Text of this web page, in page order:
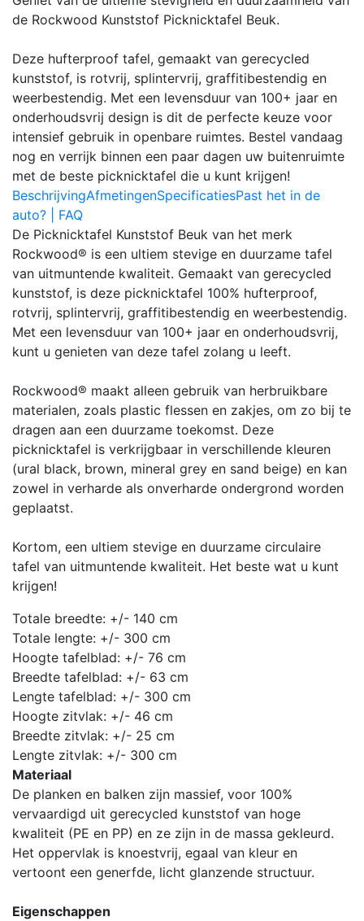
de Rockwood Kunststof Picknicktafel Beuk.
Deze hufterproof tafel, gemaakt van gerecycled
kunststof, is rotvrij, splintervrij, graffitibestendig en
weerbestendig. Met een levensduur van 100+ jaar en
onderhoudsvrij design is dit de perfecte keuze voor
intensief gebruik in openbare ruimtes. Bestel vandaag
nog en verrijk binnen een paar dagen uw buitenruimte
met de beste picknicktafel die u kunt krijgen!
BeschrijvingAfmetingenSpecificatiesPast het in de
auto? | FAQ
De Picknicktafel Kunststof Beuk van het merk
Rockwood® is een ultiem stevige en duurzame tafel
van uitmuntende kwaliteit. Gemaakt van gerecycled
kunststof, is deze picknicktafel 100% hufterproof,
rotvrij, splintervrij, graffitibestendig en weerbestendig.
Met een levensduur van 100+ jaar en onderhoudsvrij,
kunt u genieten van deze tafel zolang u leeft.
Rockwood® maakt alleen gebruik van herbruikbare
materialen, zoals plastic flessen en zakjes, om zo bij te
dragen aan een duurzame toekomst. Deze
picknicktafel is verkrijgbaar in verschillende kleuren
(ural black, brown, mineral grey en sand beige) en kan
zowel in verharde als onverharde ondergrond worden
geplaatst.
Kortom, een ultiem stevige en duurzame circulaire
tafel van uitmuntende kwaliteit. Het beste wat u kunt
krijgen!
Totale breedte: +/- 140 cm
Totale lengte: +/- 300 cm
Hoogte tafelblad: +/- 76 cm
Breedte tafelblad: +/- 63 cm
Lengte tafelblad: +/- 300 cm
Hoogte zitvlak: +/- 46 cm
Breedte zitvlak: +/- 25 cm
Lengte zitvlak: +/- 300 cm
Materiaal
De planken en balken zijn massief, voor 100%
vervaardigd uit gerecycled kunststof van hoge
kwaliteit (PE en PP) en ze zijn in de massa gekleurd.
Het oppervlak is knoestvrij, egaal van kleur en
vertoont een generfde, licht glanzende structuur.
Eigenschappen